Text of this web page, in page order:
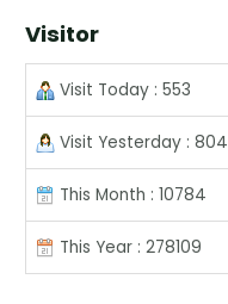
Visitor
Visit Today : 553
Visit Yesterday : 804
This Month : 10784
This Year : 278109